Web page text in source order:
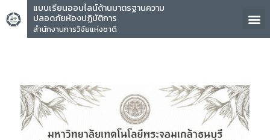
แบบเรียนออนไลน์ด้านมาตรฐานความ
ปลอดภัยห้องปฏิบัติการ
สำนักงานการวิจัยแห่งชาติ